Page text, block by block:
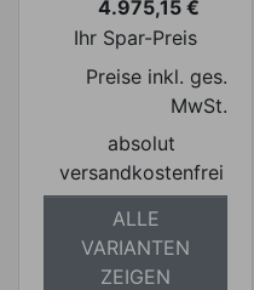
Preis
4.975,15 €
Ihr Spar-Preis
Preise inkl. ges.
MwSt.
absolut
versandkostenfrei
ALLE
VARIANTEN
ZEIGEN